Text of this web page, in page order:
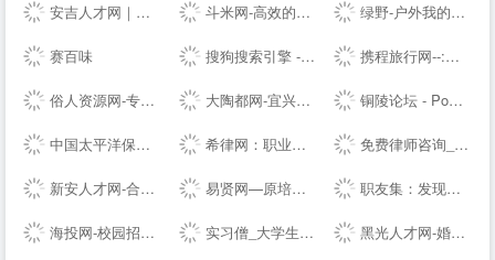
安吉人才网｜安吉人才市场｜安吉--｜安吉人力资源网 斗米网-高效的全职、兼职招聘服务平台 绿野-户外我的生活-绿野活动
赛百味 搜狗搜索引擎 - 上网从搜狗开始 携程旅行网--:酒店预订,机票预订查询,旅游度假,商旅管理
俗人资源网-专注网站源码、网站模板、插件，技术教程、实用工具、绿色软件、活动线报！ 大陶都网-宜兴人的-- 铜陵论坛 - Powered by Discuz!
中国太平洋保险---车险,财产保险,人寿保险,重大疾病保险,少儿保险,理财保险 希律网：职业资格类试题与答案 免费律师咨询_问律师_律师咨询-法律快车--（Lawtime.cn）
新安人才网-合肥人才网-合肥---安徽---合肥招聘会信息 易贤网—原培训认证网|考试网|人事考试网|--|人才网|报名|成绩查询 职友集：发现和了解你未来的雇主
海投网-校园招聘|校招|宣讲会|为应届毕业生提供校园招聘会最新信息 实习僧_大学生实习、校招求职--站_实习_校园招聘丨萌想科技 黑光人才网-婚纱影楼招聘_儿童影楼招聘专业平台！